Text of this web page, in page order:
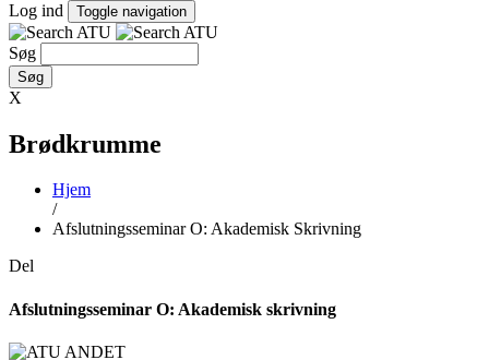
Log ind Toggle navigation
Søg
X
Brødkrumme
Hjem
/
Afslutningsseminar O: Akademisk Skrivning
Del
Afslutningsseminar O: Akademisk skrivning